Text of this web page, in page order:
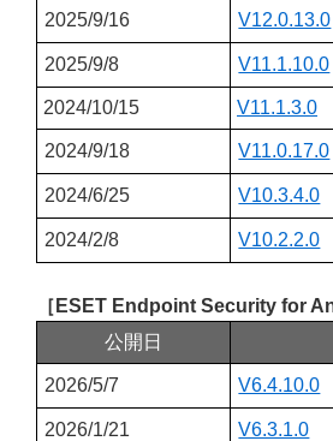
2025/9/16 V12.0.13.0
2025/9/8 V11.1.10.0
2024/10/15 V11.1.3.0
2024/9/18 V11.0.17.0
2024/6/25 V10.3.4.0
2024/2/8 V10.2.2.0
［ESET Endpoint Security for
公開日
2026/5/7 V6.4.10.0
2026/1/21 V6.3.1.0